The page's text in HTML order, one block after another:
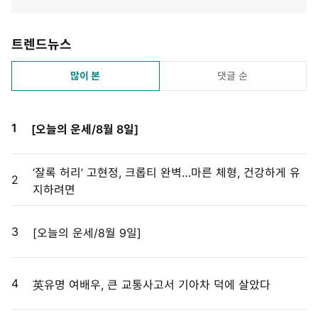
트렌드뉴스
많이 본 댓글 순
1 [오늘의 운세/8월 8일]
2
‘잘록 허리’ 고현정, 크롭티 완벽…마른 체형, 건강하게 유
지하려면
3 [오늘의 운세/8월 9일]
4 英유명 여배우, 큰 교통사고서 기아차 덕에 살았다